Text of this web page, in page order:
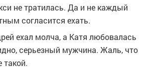
не тратилась. Да и не каждый
согласится ехать.
ехал молча, а Катя любовалась
серьезный мужчина. Жаль, что
такой.